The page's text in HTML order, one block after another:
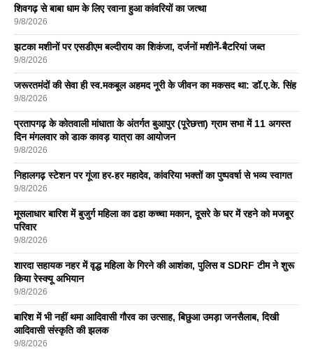
शिवगढ़ से बाबा धाम के लिए रवाना हुआ कांवरियों का जत्था
9/8/2026
झटका मशीनों पर एसडीएम बल्दीराय का शिकंजा, दर्जनों मशीनें-बैटरियां जब्त
9/8/2026
जरूरतमंदों की सेवा ही स्व.मकबूल अहमद नूरी के जीवन का मकसद था: डॉ.ए.के. सिंह
9/8/2026
प्रतापगढ़ के कोतवाली मांधाता के अंतर्गत बुआपुर (पूरेछत्ता) ग्राम सभा में 11 अगस्त
दिन मंगलवार को डाक कावड़ यात्रा का आयोजन
9/8/2026
निहालगढ़ स्टेशन पर गूंजा हर-हर महादेव, कांवरिया भक्तों का पुष्पवर्षा से भव्य स्वागत
9/8/2026
मूसलाधार बारिश में बुजुर्ग महिला का ढहा कच्चा मकान, दूसरे के घर में रहने को मजबूर
परिवार
9/8/2026
शारदा सहायक नहर में वृद्ध महिला के गिरने की आशंका, पुलिस व SDRF टीम ने शुरू
किया रेस्क्यू अभियान
9/8/2026
बारिश में भी नहीं थमा आदिवासी गौरव का उत्साह, बिछुआ उमड़ा जनसैलाब, दिखी
आदिवासी संस्कृति की झलक
9/8/2026